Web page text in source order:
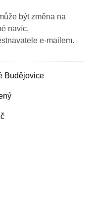
být změna na
navíc.
e-mailem.
Budějovice